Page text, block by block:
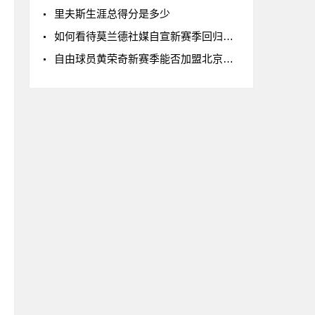
里夫斯生涯总得分是多少
如何看待莫兰德社媒自宣新赛季回归辽宁男篮
自由球员黄荣奇新赛季能否加盟北京男篮?